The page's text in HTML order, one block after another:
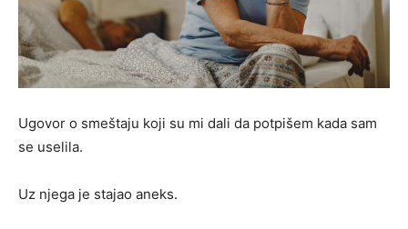
Ugovor o smeštaju koji su mi dali da potpišem kada sam
se uselila.
Uz njega je stajao aneks.